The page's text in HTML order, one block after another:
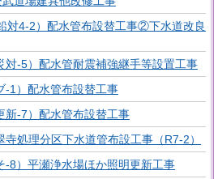
対4-2）配水管布設替工事②下水道改良
対-5）配水管耐震補強継手等設置工事
-1）配水管布設替工事
新-7）配水管布設替工事
寺処理分区下水道管布設工事（R7-2）
-8）平瀬浄水場ほか照明更新工事